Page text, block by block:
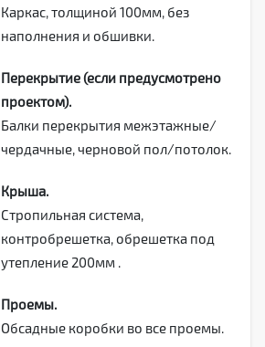
Каркас, толщиной 100мм, без
наполнения и обшивки.
Перекрытие (если предусмотрено
проектом).
Балки перекрытия межэтажные/
чердачные, черновой пол/потолок.
Крыша.
Стропильная система,
контробрешетка, обрешетка под
утепление 200мм .
Проемы.
Обсадные коробки во все проемы.